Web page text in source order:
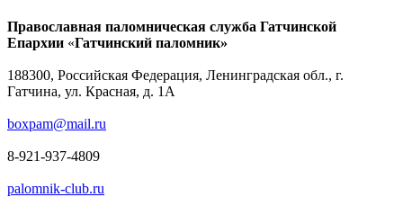
Православная паломническая служба Гатчинской
Епархии «Гатчинский паломник»
188300, Российская Федерация, Ленинградская обл., г.
Гатчина, ул. Красная, д. 1А
boxpam@mail.ru
8-921-937-4809
palomnik-club.ru